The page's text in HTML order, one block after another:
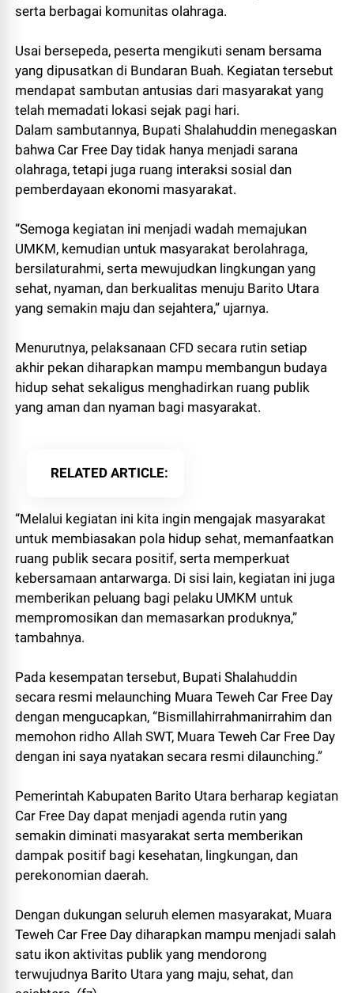
serta berbagai komunitas olahraga.
Usai bersepeda, peserta mengikuti senam bersama
yang dipusatkan di Bundaran Buah. Kegiatan tersebut
mendapat sambutan antusias dari masyarakat yang
telah memadati lokasi sejak pagi hari.
Dalam sambutannya, Bupati Shalahuddin menegaskan
bahwa Car Free Day tidak hanya menjadi sarana
olahraga, tetapi juga ruang interaksi sosial dan
pemberdayaan ekonomi masyarakat.
“Semoga kegiatan ini menjadi wadah memajukan
UMKM, kemudian untuk masyarakat berolahraga,
bersilaturahmi, serta mewujudkan lingkungan yang
sehat, nyaman, dan berkualitas menuju Barito Utara
yang semakin maju dan sejahtera,” ujarnya.
Menurutnya, pelaksanaan CFD secara rutin setiap
akhir pekan diharapkan mampu membangun budaya
hidup sehat sekaligus menghadirkan ruang publik
yang aman dan nyaman bagi masyarakat.
RELATED ARTICLE
“Melalui kegiatan ini kita ingin mengajak masyarakat
untuk membiasakan pola hidup sehat, memanfaatkan
ruang publik secara positif, serta memperkuat
kebersamaan antarwarga. Di sisi lain, kegiatan ini juga
memberikan peluang bagi pelaku UMKM untuk
mempromosikan dan memasarkan produknya,”
tambahnya.
Pada kesempatan tersebut, Bupati Shalahuddin
secara resmi melaunching Muara Teweh Car Free Day
dengan mengucapkan, “Bismillahirrahmanirrahim dan
memohon ridho Allah SWT, Muara Teweh Car Free Day
dengan ini saya nyatakan secara resmi dilaunching.”
Pemerintah Kabupaten Barito Utara berharap kegiatan
Car Free Day dapat menjadi agenda rutin yang
semakin diminati masyarakat serta memberikan
dampak positif bagi kesehatan, lingkungan, dan
perekonomian daerah.
Dengan dukungan seluruh elemen masyarakat, Muara
Teweh Car Free Day diharapkan mampu menjadi salah
satu ikon aktivitas publik yang mendorong
terwujudnya Barito Utara yang maju, sehat, dan